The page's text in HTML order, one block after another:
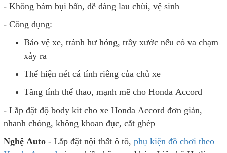
- Độ bền cao, không bị phai màu hay rạn nứt trong thời
gian sử dụng
- Không bám bụi bẩn, dễ dàng lau chùi, vệ sinh
- Công dụng:
Bảo vệ xe, tránh hư hỏng, trầy xước nếu có va chạm
xảy ra
Thể hiện nét cá tính riêng của chủ xe
Tăng tính thể thao, mạnh mẽ cho Honda Accord
- Lắp đặt độ body kit cho xe Honda Accord đơn giản,